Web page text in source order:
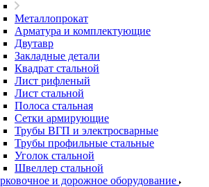
Металлопрокат
Арматура и комплектующие
Двутавр
Закладные детали
Квадрат стальной
Лист рифленый
Лист стальной
Полоса стальная
Сетки армирующие
Трубы ВГП и электросварные
Трубы профильные стальные
Уголок стальной
Швеллер стальной
и дорожное оборудование